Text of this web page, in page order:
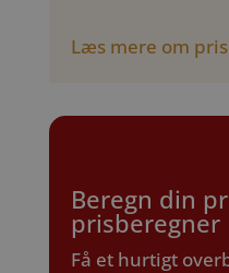
Læs mere om
Beregn din
prisberegner
Få et hurtigt